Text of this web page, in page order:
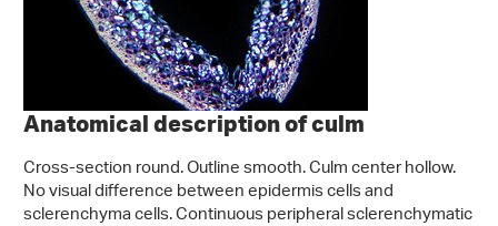
Anatomical description of culm
Cross-section round. Outline smooth. Culm center hollow.
No visual difference between epidermis cells and
sclerenchyma cells. Continuous peripheral sclerenchymatic